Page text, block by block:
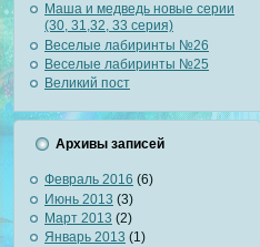
Маша и медведь новые серии
(30, 31,32, 33 серия)
Веселые лабиринты №26
Веселые лабиринты №25
Великий пост
Архивы записей
Февраль 2016 (6)
Июнь 2013 (3)
Март 2013 (2)
Январь 2013 (1)